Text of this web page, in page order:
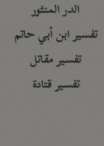
الدر المنثور
تفسير ابن أبي حاتم
تفسير مقاتل
تفسير قتادة